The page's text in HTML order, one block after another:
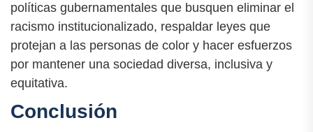
políticas gubernamentales que busquen eliminar el
racismo institucionalizado, respaldar leyes que
protejan a las personas de color y hacer esfuerzos
por mantener una sociedad diversa, inclusiva y
equitativa.
Conclusión